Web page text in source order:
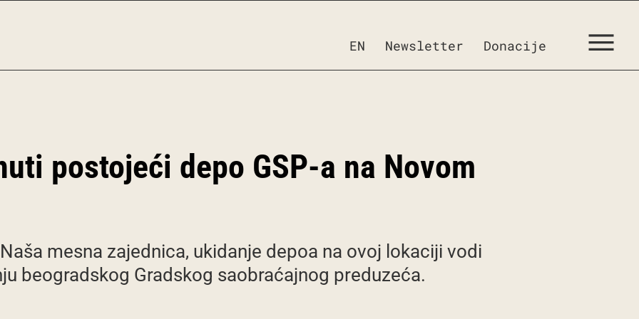
EN Newsletter Donacije
postojeći depo GSP-a na Novom
mesna zajednica, ukidanje depoa na ovoj lokaciji vodi
beogradskog Gradskog saobraćajnog preduzeća.